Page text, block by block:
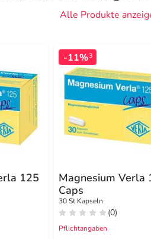
Alle Produkte
125
-11%3
Magnesium Verla
Caps
30 St Kapseln
(0)
Pflichtangaben